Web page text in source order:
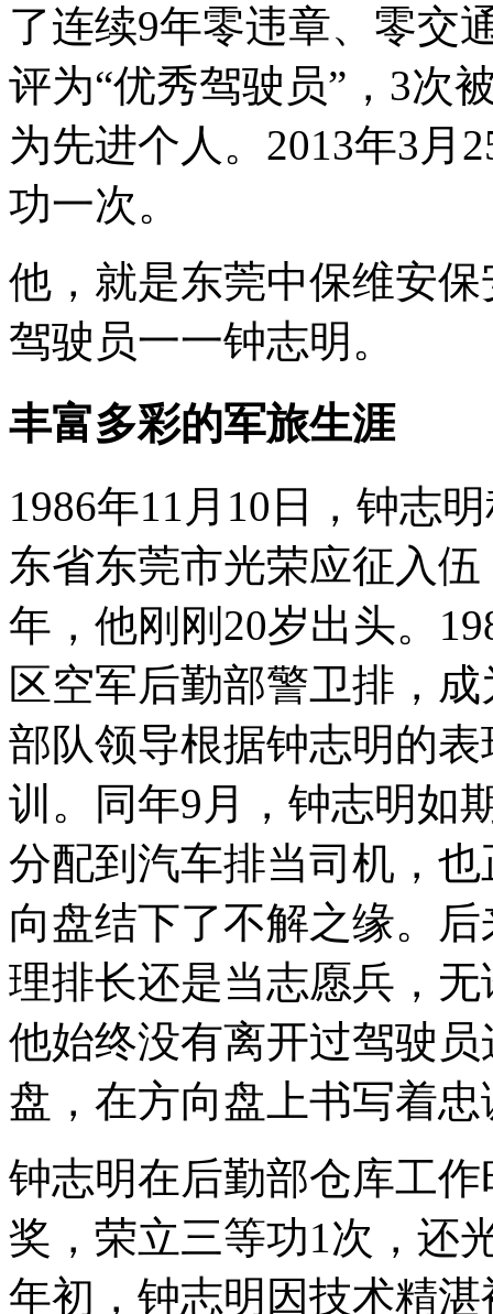
了连续9年零违章、零交
评为“优秀驾驶员”，3次
为先进个人。2013年3月
功一次。
他，就是东莞中保维安
驾驶员一一钟志明。
丰富多彩的军旅生涯
1986年11月10日，钟志
东省东莞市光荣应征入
年，他刚刚20岁出头。
区空军后勤部警卫排，
部队领导根据钟志明的
训。同年9月，钟志明如
分配到汽车排当司机，
向盘结下了不解之缘。
理排长还是当志愿兵，
他始终没有离开过驾驶
盘，在方向盘上书写着忠
钟志明在后勤部仓库工
奖，荣立三等功1次，还
年初，钟志明因技术精